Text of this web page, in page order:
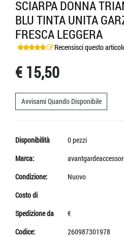
SCIARPA DONNA
BLU TINTA UNITA
FRESCA LEGGERA
Recensisci questo
€ 15,50
Avvisami Quando Disponibile
Disponibilità
0 pezzi
Marca:
Condizione:
Nuovo
Costo di
Spedizione da
€
Codice:
260987301978